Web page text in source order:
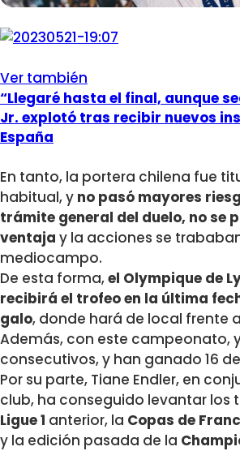
Ver también
“Llegaré hasta el final, aunque
Jr. explotó tras recibir nuevos
España
En tanto, la portera chilena fue
habitual, y no pasó mayores
trámite general del duelo, no se
ventaja y la acciones se
mediocampo.
De esta forma,el Olympique de
recibirá el trofeo en la última
galo, donde hará de local frente
Además, con este campeonato,
consecutivos, y han ganado 16
Por su parte, Tiane Endler, en
club, ha conseguido levantar los
Ligue 1 anterior, la Copas de
y la edición pasada de la